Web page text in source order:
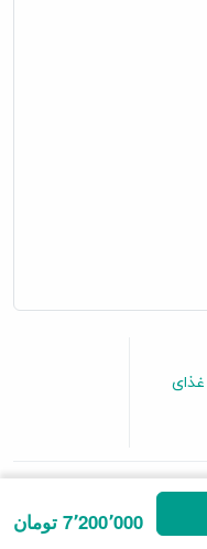
غذای
7٬200٬000 تومان